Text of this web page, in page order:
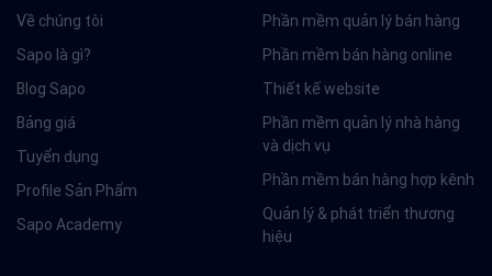
Về chúng tôi
Sapo là gì?
Blog Sapo
Bảng giá
Tuyển dụng
Profile Sản Phẩm
Sapo Academy
Phần mềm quản lý bán hàng
Phần mềm bán hàng online
Thiết kế website
Phần mềm quản lý nhà hàng
và dịch vụ
Phần mềm bán hàng hợp kênh
Quản lý & phát triển thương
hiệu